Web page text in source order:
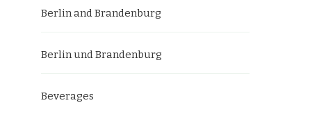
Berlin and Brandenburg
Berlin und Brandenburg
Beverages